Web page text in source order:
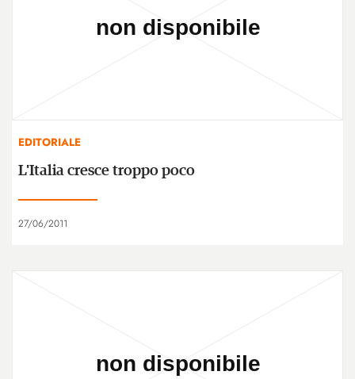
EDITORIALE
L'Italia cresce troppo poco
27/06/2011